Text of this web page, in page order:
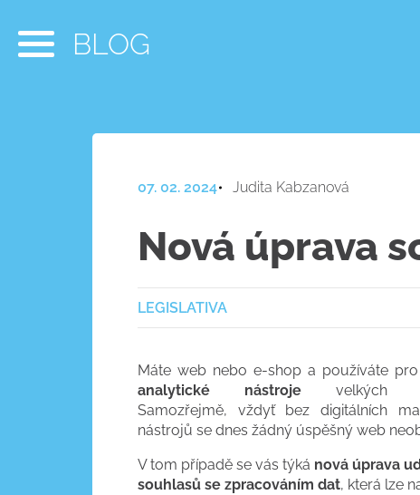
BLOG
07. 02. 2024 Judita Kabzanová
Nová úprava
LEGISLATIVA
Máte web nebo e-shop a používáte
analytické nástrojevelkých
Samozřejmě, vždyť bez digitálních
nástrojů se dnes žádný úspěšný web
V tom případě se vás týká nová úprava
souhlasů se zpracováním dat, která lze